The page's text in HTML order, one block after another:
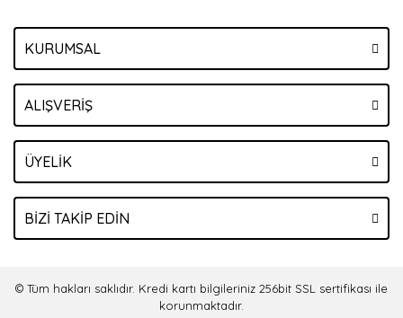
KURUMSAL
ALIŞVERİŞ
ÜYELİK
BİZİ TAKİP EDİN
© Tüm hakları saklıdır. Kredi kartı bilgileriniz 256bit SSL sertifikası ile
korunmaktadır.